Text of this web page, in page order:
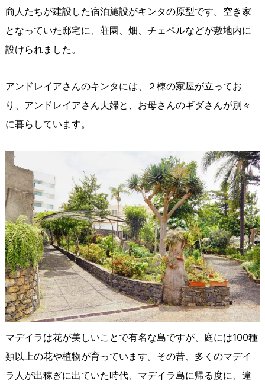
商人たちが建設した宿泊施設がキンタの原型です。空き家
となっていた邸宅に、荘園、畑、チェペルなどが敷地内に
設けられました。
アンドレイアさんのキンタには、２棟の家屋が立ってお
り、アンドレイアさん夫婦と、お母さんのギダさんが別々
に暮らしています。
マデイラは花が美しいことで有名な島ですが、庭には100種
類以上の花や植物が育っています。その昔、多くのマデイ
ラ人が出稼ぎに出ていた時代、マデイラ島に帰る度に、違